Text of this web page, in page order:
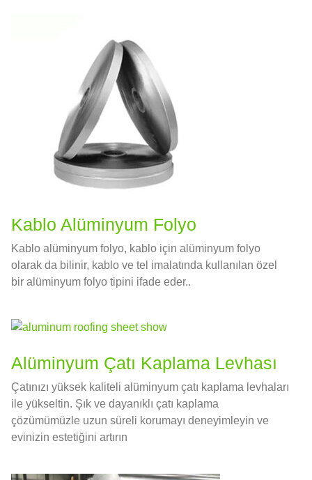
Kablo Alüminyum Folyo
Kablo alüminyum folyo, kablo için alüminyum folyo
olarak da bilinir, kablo ve tel imalatında kullanılan özel
bir alüminyum folyo tipini ifade eder..
Alüminyum Çatı Kaplama Levhası
Çatınızı yüksek kaliteli alüminyum çatı kaplama levhaları
ile yükseltin. Şık ve dayanıklı çatı kaplama
çözümümüzle uzun süreli korumayı deneyimleyin ve
evinizin estetiğini artırın